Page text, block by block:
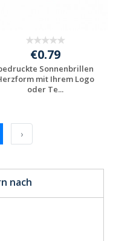
nach
€0.79
Sonnenbrillen
mit Ihrem Logo
oder Te...
›